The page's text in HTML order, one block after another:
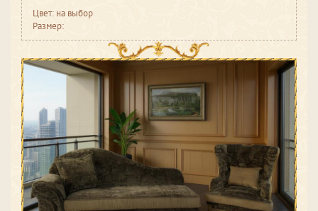
Цвет: на выбор
Размер: